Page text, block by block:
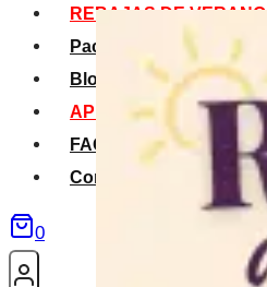
REBAJAS DE VERANO
Packs Verano
Blog
APP La Tribu
FAQS
Contacto
0